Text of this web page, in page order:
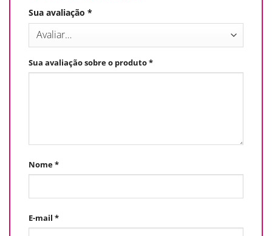
Sua avaliação *
Sua avaliação sobre o produto*
Nome*
E-mail *